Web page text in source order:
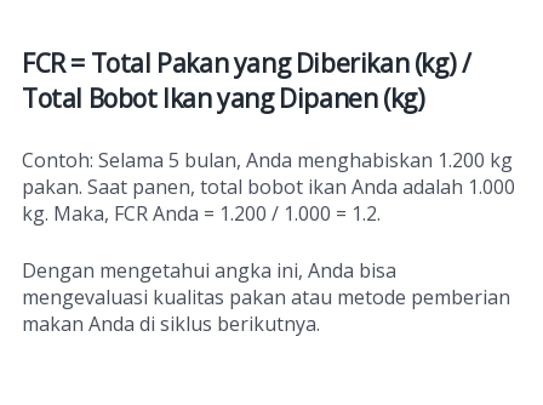
FCR = Total Pakan yang Diberikan (kg) /
Total Bobot Ikan yang Dipanen (kg)
Contoh: Selama 5 bulan, Anda menghabiskan 1.200 kg
pakan. Saat panen, total bobot ikan Anda adalah 1.000
kg. Maka, FCR Anda = 1.200 / 1.000 = 1.2.
Dengan mengetahui angka ini, Anda bisa
mengevaluasi kualitas pakan atau metode pemberian
makan Anda di siklus berikutnya.